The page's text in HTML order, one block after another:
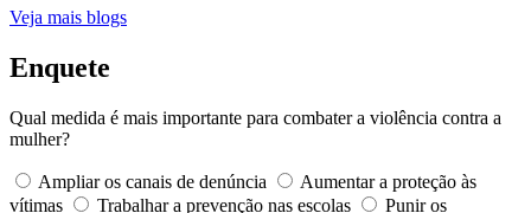
Veja mais blogs
Enquete
Qual medida é mais importante para combater a violência contra a
mulher?
Ampliar os canais de denúncia
Aumentar a proteção às
vítimas
Trabalhar a prevenção nas escolas
Punir os